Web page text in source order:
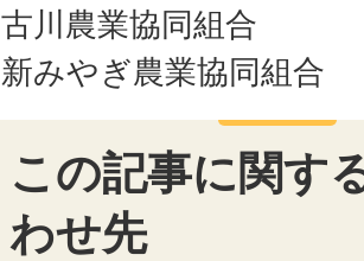
古川農業協同組合
新みやぎ農業協同組合
この記事に関す
わせ先